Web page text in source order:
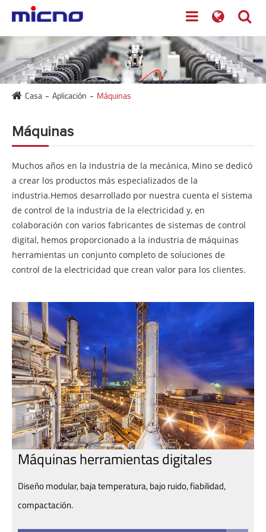
Casa Aplicación Máquinas
Máquinas
Muchos años en la industria de la mecánica, Mino se dedicó
a crear los productos más especializados de la
industria.Hemos desarrollado por nuestra cuenta el sistema
de control de la industria de la electricidad y, en
colaboración con varios fabricantes de sistemas de control
digital, hemos proporcionado a la industria de máquinas
herramientas un conjunto completo de soluciones de
control de la electricidad que crean valor para los clientes.
Máquinas herramientas digitales
Diseño modular, baja temperatura, bajo ruido, fiabilidad,
compactación.